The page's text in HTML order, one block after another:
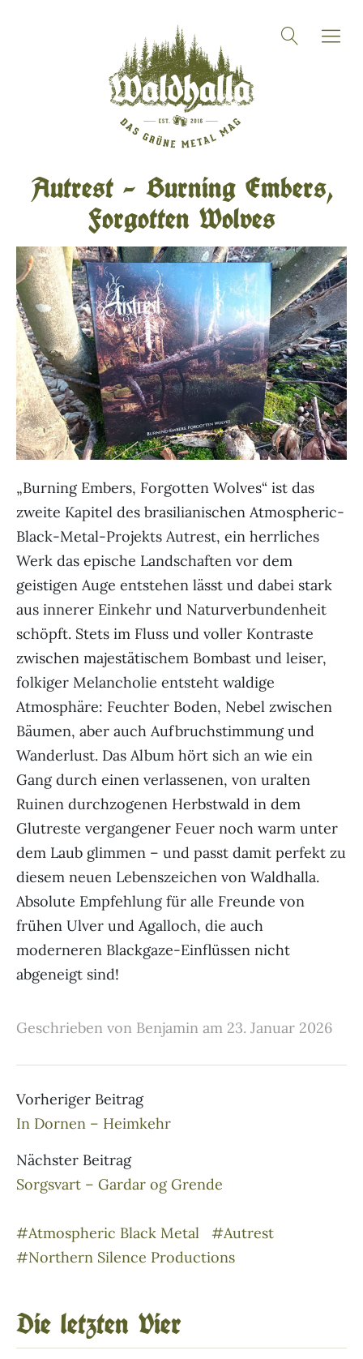
Autrest – Burning Embers,
Forgotten Wolves
„Burning Embers, Forgotten Wolves“ ist das
zweite Kapitel des brasilianischen Atmospheric-
Black-Metal-Projekts Autrest, ein herrliches
Werk das epische Landschaften vor dem
geistigen Auge entstehen lässt und dabei stark
aus innerer Einkehr und Naturverbundenheit
schöpft. Stets im Fluss und voller Kontraste
zwischen majestätischem Bombast und leiser,
folkiger Melancholie entsteht waldige
Atmosphäre: Feuchter Boden, Nebel zwischen
Bäumen, aber auch Aufbruchstimmung und
Wanderlust. Das Album hört sich an wie ein
Gang durch einen verlassenen, von uralten
Ruinen durchzogenen Herbstwald in dem
Glutreste vergangener Feuer noch warm unter
dem Laub glimmen – und passt damit perfekt zu
diesem neuen Lebenszeichen von Waldhalla.
Absolute Empfehlung für alle Freunde von
frühen Ulver und Agalloch, die auch
moderneren Blackgaze-Einflüssen nicht
abgeneigt sind!
Geschrieben von Benjamin am 23. Januar 2026
Vorheriger Beitrag
In Dornen – Heimkehr
Nächster Beitrag
Sorgsvart – Gardar og Grende
#Atmospheric Black Metal
#Autrest
#Northern Silence Productions
Die letzten Vier